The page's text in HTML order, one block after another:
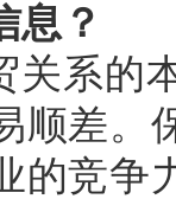
息？
关系的
顺差。
的竞争